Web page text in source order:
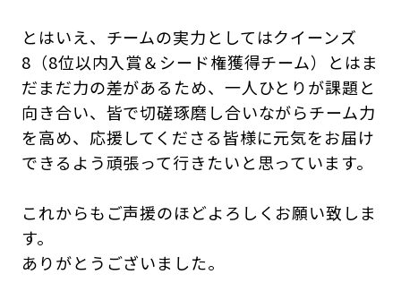
とはいえ、チームの実力としてはクイーンズ
8（8位以内入賞＆シード権獲得チーム）とはま
だまだ力の差があるため、一人ひとりが課題と
向き合い、皆で切磋琢磨し合いながらチーム力
を高め、応援してくださる皆様に元気をお届け
できるよう頑張って行きたいと思っています。
これからもご声援のほどよろしくお願い致しま
す。
ありがとうございました。